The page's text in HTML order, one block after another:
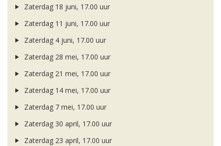
Zaterdag 18 juni, 17.00 uur
Zaterdag 11 juni, 17.00 uur
Zaterdag 4 juni, 17.00 uur
Zaterdag 28 mei, 17.00 uur
Zaterdag 21 mei, 17.00 uur
Zaterdag 14 mei, 17.00 uur
Zaterdag 7 mei, 17.00 uur
Zaterdag 30 april, 17.00 uur
Zaterdag 23 april, 17.00 uur